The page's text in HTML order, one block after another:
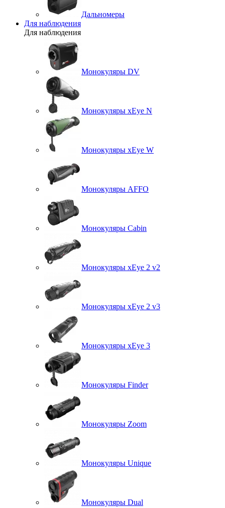
Дальномеры
Для наблюдения
Для наблюдения
Монокуляры DV
Монокуляры xEye N
Монокуляры xEye W
Монокуляры AFFO
Монокуляры Cabin
Монокуляры xEye 2 v2
Монокуляры xEye 2 v3
Монокуляры xEye 3
Монокуляры Finder
Монокуляры Zoom
Монокуляры Unique
Монокуляры Dual